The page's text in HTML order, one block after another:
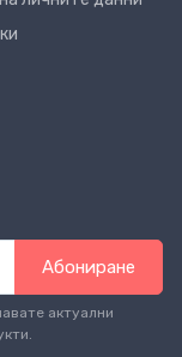
Абониране
актуални